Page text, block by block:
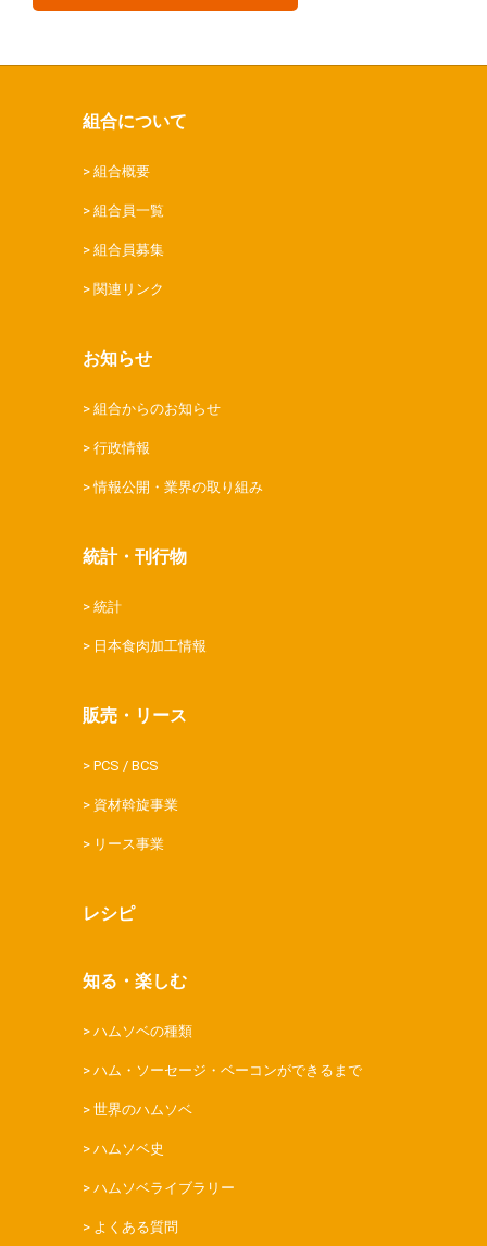
組合について
組合概要
組合員一覧
組合員募集
関連リンク
お知らせ
組合からのお知らせ
行政情報
情報公開・業界の取り組み
統計・刊行物
統計
日本食肉加工情報
販売・リース
PCS / BCS
資材斡旋事業
リース事業
レシピ
知る・楽しむ
ハムソベの種類
ハム・ソーセージ・ベーコンができるまで
世界のハムソベ
ハムソベ史
ハムソベライブラリー
よくある質問